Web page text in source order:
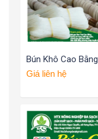
Bún Khô Cao Bằng
Giá liên hệ